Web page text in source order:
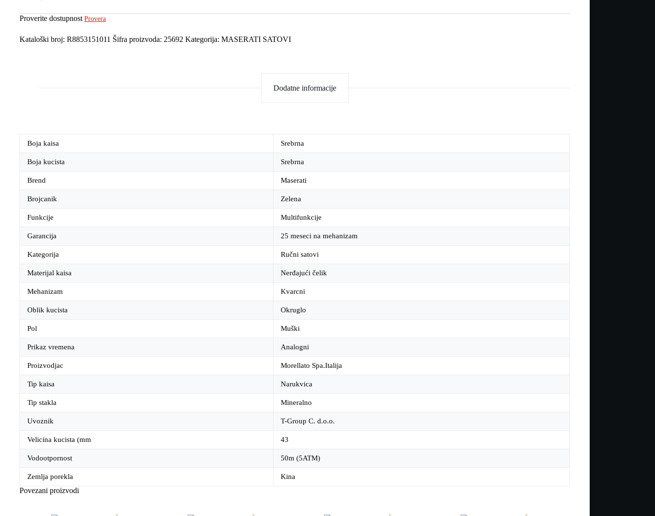
Proverite dostupnost Provera
Kataloški broj: R8853151011 Šifra proizvoda: 25692 Kategorija: MASERATI SATOVI
Dodatne informacije
Boja kaisa Srebrna
Boja kucista Srebrna
Brend Maserati
Brojcanik Zelena
Funkcije Multifunkcije
Garancija 25 meseci na mehanizam
Kategorija Ručni satovi
Materijal kaisa Nerđajući čelik
Mehanizam Kvarcni
Oblik kucista Okruglo
Pol Muški
Prikaz vremena Analogni
Proizvodjac Morellato Spa.Italija
Tip kaisa Narukvica
Tip stakla Mineralno
Uvoznik T-Group C. d.o.o.
Velicina kucista (mm 43
Vodootpornost 50m (5ATM)
Zemlja porekla Kina
Povezani proizvodi